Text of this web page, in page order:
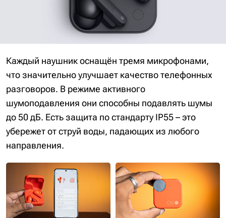
Каждый наушник оснащён тремя микрофонами,
что значительно улучшает качество телефонных
разговоров. В режиме активного
шумоподавления они способны подавлять шумы
до 50 дБ. Есть защита по стандарту IP55 – это
убережет от струй воды, падающих из любого
направления.